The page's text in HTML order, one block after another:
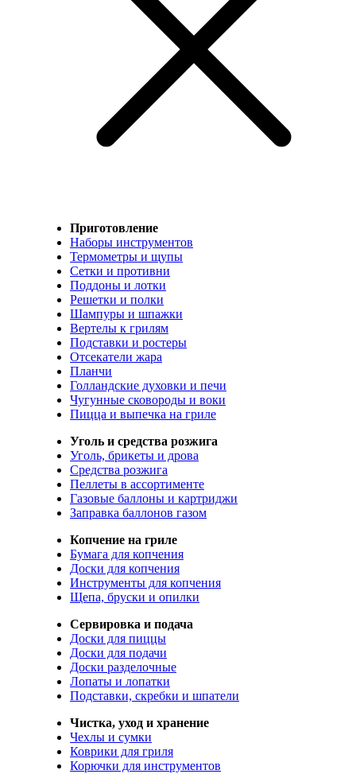
Приготовление
Наборы инструментов
Термометры и щупы
Сетки и противни
Поддоны и лотки
Решетки и полки
Шампуры и шпажки
Вертелы к грилям
Подставки и ростеры
Отсекатели жара
Планчи
Голландские духовки и печи
Чугунные сковороды и воки
Пицца и выпечка на гриле
Уголь и средства розжига
Уголь, брикеты и дрова
Средства розжига
Пеллеты в ассортименте
Газовые баллоны и картриджи
Заправка баллонов газом
Копчение на гриле
Бумага для копчения
Доски для копчения
Инструменты для копчения
Щепа, бруски и опилки
Сервировка и подача
Доски для пиццы
Доски для подачи
Доски разделочные
Лопаты и лопатки
Подставки, скребки и шпатели
Чистка, уход и хранение
Чехлы и сумки
Коврики для гриля
Корючки для инструментов